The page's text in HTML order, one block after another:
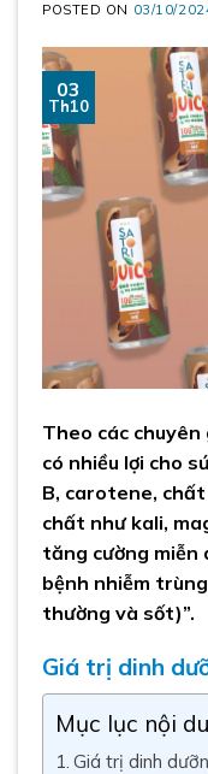
POSTED ON 03/10/
03
Th10
Theo các chuyên
có nhiều lợi cho
B, carotene,
chất như kali,
tăng cường miễn
bệnh nhiễm
thường và sốt)”.
Giá trị dinh
Mục lục nội
Giá trị dinh